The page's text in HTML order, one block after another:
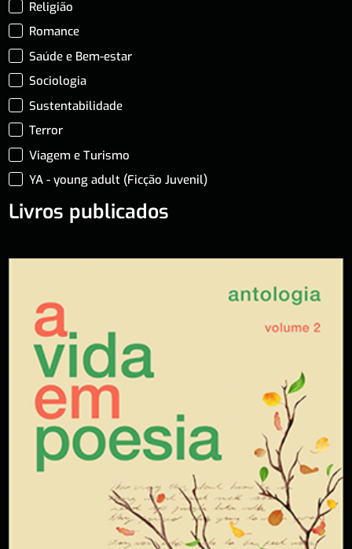
Religião
Romance
Saúde e Bem-estar
Sociologia
Sustentabilidade
Terror
Viagem e Turismo
YA - young adult (Ficção Juvenil)
Livros publicados